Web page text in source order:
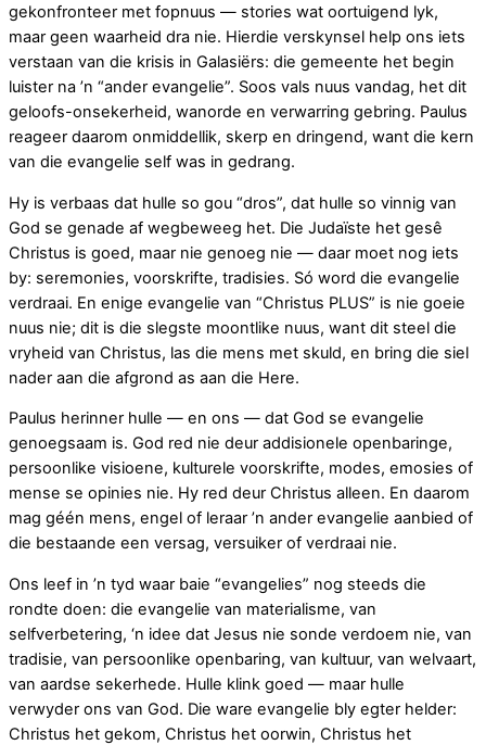
gekonfronteer met fopnuus — stories wat oortuigend lyk,
maar geen waarheid dra nie. Hierdie verskynsel help ons iets
verstaan van die krisis in Galasiërs: die gemeente het begin
luister na ’n “ander evangelie”. Soos vals nuus vandag, het dit
geloofs-onsekerheid, wanorde en verwarring gebring. Paulus
reageer daarom onmiddellik, skerp en dringend, want die kern
van die evangelie self was in gedrang.
Hy is verbaas dat hulle so gou “dros”, dat hulle so vinnig van
God se genade af wegbeweeg het. Die Judaïste het gesê
Christus is goed, maar nie genoeg nie — daar moet nog iets
by: seremonies, voorskrifte, tradisies. Só word die evangelie
verdraai. En enige evangelie van “Christus PLUS” is nie goeie
nuus nie; dit is die slegste moontlike nuus, want dit steel die
vryheid van Christus, las die mens met skuld, en bring die siel
nader aan die afgrond as aan die Here.
Paulus herinner hulle — en ons — dat God se evangelie
genoegsaam is. God red nie deur addisionele openbaringe,
persoonlike visioene, kulturele voorskrifte, modes, emosies of
mense se opinies nie. Hy red deur Christus alleen. En daarom
mag géén mens, engel of leraar ’n ander evangelie aanbied of
die bestaande een versag, versuiker of verdraai nie.
Ons leef in ’n tyd waar baie “evangelies” nog steeds die
rondte doen: die evangelie van materialisme, van
selfverbetering, ‘n idee dat Jesus nie sonde verdoem nie, van
tradisie, van persoonlike openbaring, van kultuur, van welvaart,
van aardse sekerhede. Hulle klink goed — maar hulle
verwyder ons van God. Die ware evangelie bly egter helder:
Christus het gekom, Christus het oorwin, Christus het